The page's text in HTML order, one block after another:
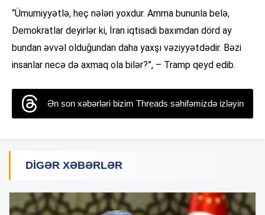
“Ümumiyyətlə, heç nələri yoxdur. Amma bununla belə,
Demokratlar deyirlər ki, İran iqtisadi baxımdan dörd ay
bundan əvvəl olduğundan daha yaxşı vəziyyətdədir. Bəzi
insanlar necə də axmaq ola bilər?”, – Tramp qeyd edib.
Ən son xəbərləri bizim Threads səhifəmizdə izləyin
DIGƏR XƏBƏRLƏR